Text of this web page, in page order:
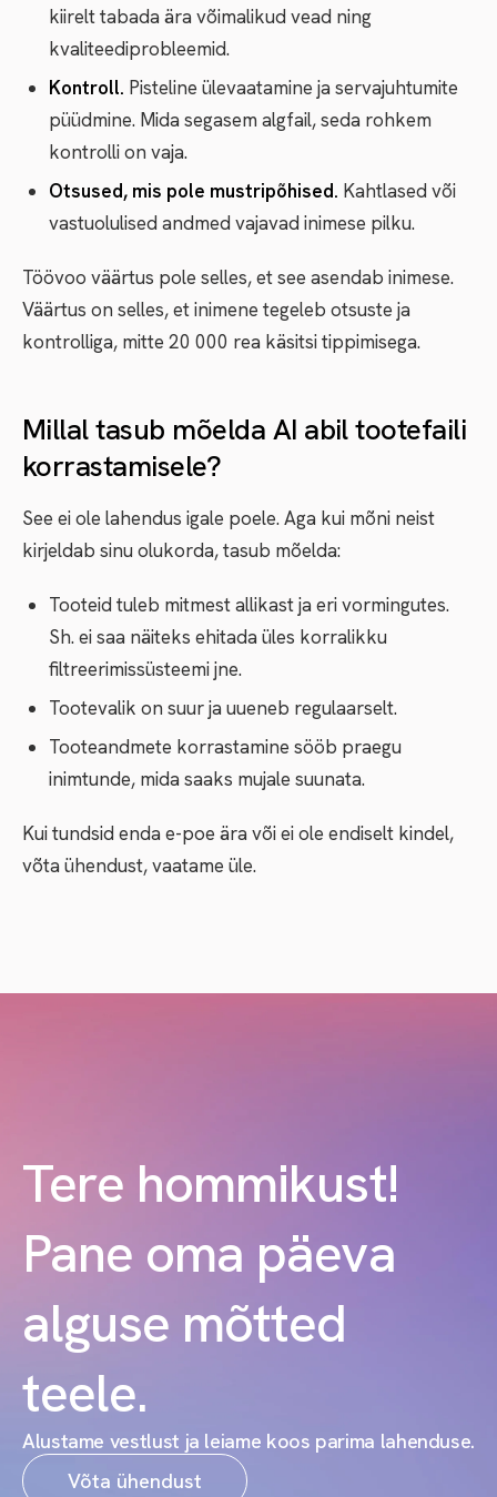
kiirelt tabada ära võimalikud vead ning
kvaliteediprobleemid.
Kontroll. Pisteline ülevaatamine ja servajuhtumite
püüdmine. Mida segasem algfail, seda rohkem
kontrolli on vaja.
Otsused, mis pole mustripõhised. Kahtlased või
vastuolulised andmed vajavad inimese pilku.
Töövoo väärtus pole selles, et see asendab inimese.
Väärtus on selles, et inimene tegeleb otsuste ja
kontrolliga, mitte 20 000 rea käsitsi tippimisega.
Millal tasub mõelda AI abil tootefaili
korrastamisele?
See ei ole lahendus igale poele. Aga kui mõni neist
kirjeldab sinu olukorda, tasub mõelda:
Tooteid tuleb mitmest allikast ja eri vormingutes.
Sh. ei saa näiteks ehitada üles korralikku
filtreerimissüsteemi jne.
Tootevalik on suur ja uueneb regulaarselt.
Tooteandmete korrastamine sööb praegu
inimtunde, mida saaks mujale suunata.
Kui tundsid enda e-poe ära või ei ole endiselt kindel,
võta ühendust, vaatame üle.
Tere hommikust!
Pane oma päeva
alguse mõtted
teele.
Alustame vestlust ja leiame koos parima lahenduse.
Võta ühendust